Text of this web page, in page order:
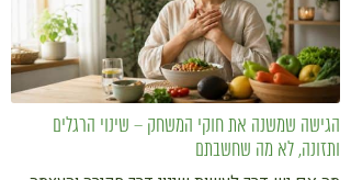
הגישה שמשנה את חוקי המשחק – שינוי הרגלים
ותזונה, לא מה שחשבתם